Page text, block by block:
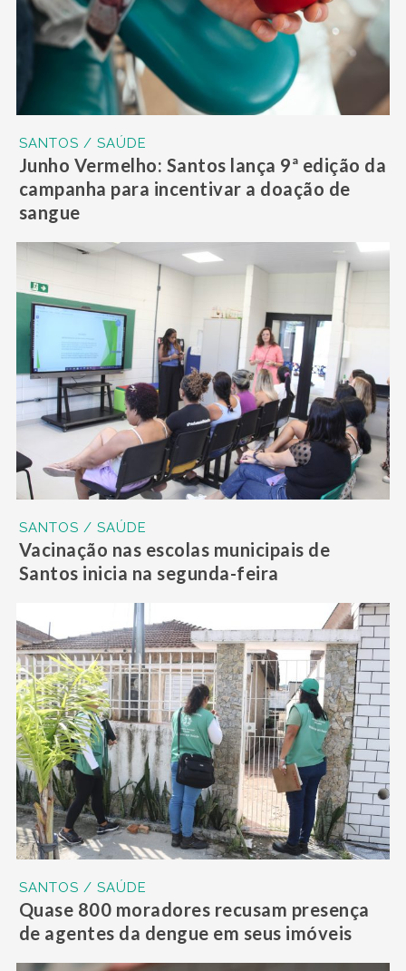
SANTOS / SAÚDE
Junho Vermelho: Santos lança 9ª edição da
campanha para incentivar a doação de
sangue
SANTOS / SAÚDE
Vacinação nas escolas municipais de
Santos inicia na segunda-feira
SANTOS / SAÚDE
Quase 800 moradores recusam presença
de agentes da dengue em seus imóveis